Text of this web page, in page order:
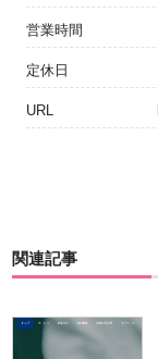
営業時間
定休日
URL
関連記事